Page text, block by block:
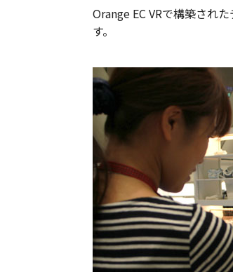
Orange EC VRで構築され
す。